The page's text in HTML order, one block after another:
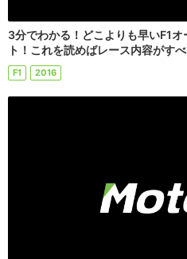
3分でわかる！どこよりも早いF1
ト！これを読めばレース内容がす
F1 2016